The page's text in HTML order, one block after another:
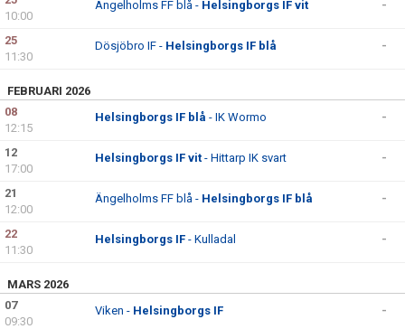
10:00
Ängelholms FF blå - Helsingborgs IF vit -
25
11:30
Dösjöbro IF - Helsingborgs IF blå -
FEBRUARI 2026
08
12:15
Helsingborgs IF blå - IK Wormo -
12
17:00
Helsingborgs IF vit - Hittarp IK svart -
21
12:00
Ängelholms FF blå - Helsingborgs IF blå -
22
11:30
Helsingborgs IF - Kulladal -
MARS 2026
07
09:30
Viken - Helsingborgs IF -